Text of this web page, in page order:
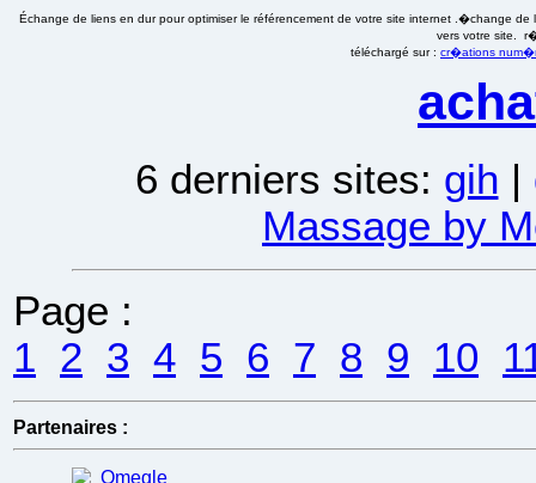
Échange de liens en dur pour optimiser le référencement de votre site internet .�change
vers votre site.
téléchargé sur : cr�ations
6 derniers sites: gih
Massage by
Page :
1 2 3 4 5 6 7 8 9 10
Partenaires :